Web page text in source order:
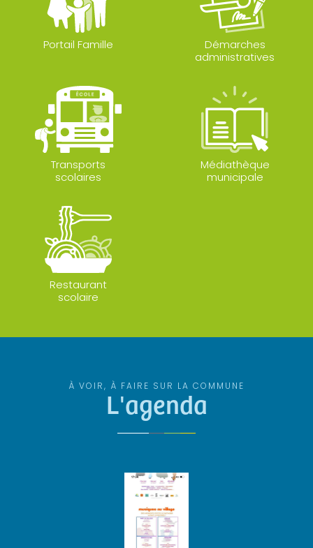
Portail Famille
Démarches
administratives
Transports
scolaires
Médiathèque
municipale
Restaurant
scolaire
À VOIR, À FAIRE SUR LA COMMUNE
L'agenda